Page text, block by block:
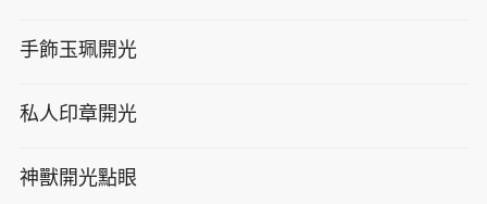
手飾玉珮開光
私人印章開光
神獸開光點眼